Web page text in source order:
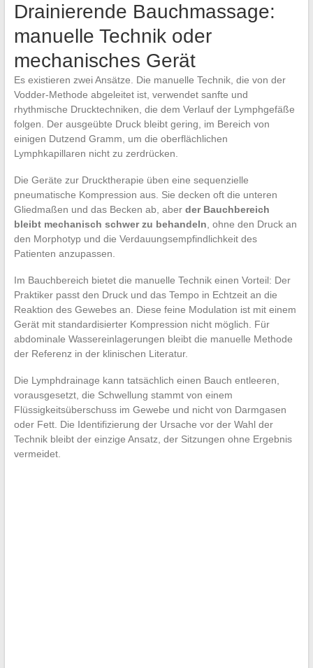
Drainierende Bauchmassage:
manuelle Technik oder
mechanisches Gerät
Es existieren zwei Ansätze. Die manuelle Technik, die von der
Vodder-Methode abgeleitet ist, verwendet sanfte und
rhythmische Drucktechniken, die dem Verlauf der Lymphgefäße
folgen. Der ausgeübte Druck bleibt gering, im Bereich von
einigen Dutzend Gramm, um die oberflächlichen
Lymphkapillaren nicht zu zerdrücken.
Die Geräte zur Drucktherapie üben eine sequenzielle
pneumatische Kompression aus. Sie decken oft die unteren
Gliedmaßen und das Becken ab, aber der Bauchbereich
bleibt mechanisch schwer zu behandeln, ohne den Druck an
den Morphotyp und die Verdauungsempfindlichkeit des
Patienten anzupassen.
Im Bauchbereich bietet die manuelle Technik einen Vorteil: Der
Praktiker passt den Druck und das Tempo in Echtzeit an die
Reaktion des Gewebes an. Diese feine Modulation ist mit einem
Gerät mit standardisierter Kompression nicht möglich. Für
abdominale Wassereinlagerungen bleibt die manuelle Methode
der Referenz in der klinischen Literatur.
Die Lymphdrainage kann tatsächlich einen Bauch entleeren,
vorausgesetzt, die Schwellung stammt von einem
Flüssigkeitsüberschuss im Gewebe und nicht von Darmgasen
oder Fett. Die Identifizierung der Ursache vor der Wahl der
Technik bleibt der einzige Ansatz, der Sitzungen ohne Ergebnis
vermeidet.